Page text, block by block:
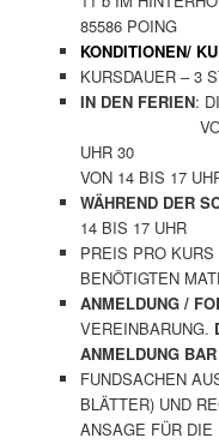
85586 POING
KONDITIONEN/
KURSDAUER – 3
IN DEN FERIEN:
UHR 30
VON 14 BIS 17
WÄHREND DER
14 BIS 17 UHR
PREIS PRO
BENÖTIGTEN
ANMELDUNG /
VEREINBARUNG.
ANMELDUNG
FUNDSACHEN
BLÄTTER) UND
ANSAGE FÜR DIE